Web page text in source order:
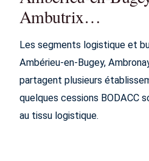
Ambutrix…
Les segments logistique et
Ambérieu-en-Bugey,
partagent plusieurs
quelques cessions BODACC
au tissu logistique.